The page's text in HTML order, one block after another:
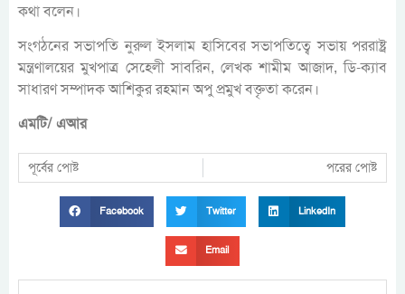
কথা বলেন।
সংগঠনের সভাপতি নুরুল ইসলাম হাসিবের সভাপতিত্বে সভায় পররাষ্ট্র
মন্ত্রণালয়ের মুখপাত্র সেহেলী সাবরিন, লেখক শামীম আজাদ, ডি-ক্যাব
সাধারণ সম্পাদক আশিকুর রহমান অপু প্রমুখ বক্তৃতা করেন।
এমটি/ এআর
পূর্বের পোষ্ট পরের পোষ্ট
Facebook Twitter LinkedIn
Email